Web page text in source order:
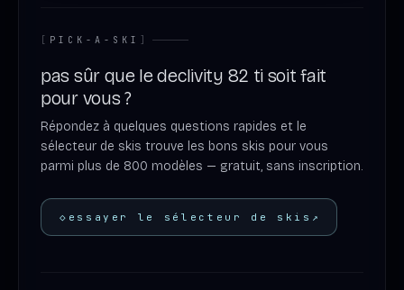
[ PICK-A-SKI ]
pas sûr que le declivity 82 ti soit fait
pour vous ?
Répondez à quelques questions rapides et le
sélecteur de skis trouve les bons skis pour vous
parmi plus de 800 modèles — gratuit, sans inscription.
◇ essayer le sélecteur de skis ↗